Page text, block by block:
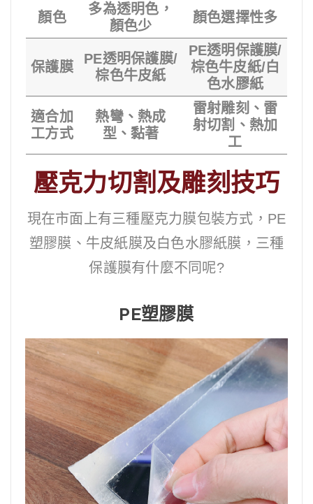
顏色
多為透明色，
顏色少
顏色選擇性多
保護膜
PE透明保護膜/
棕色牛皮紙
PE透明保護膜/
棕色牛皮紙/白
色水膠紙
適合加
工方式
熱彎、熱成
型、黏著
雷射雕刻、雷
射切割、熱加
工
壓克力切割及雕刻技巧
現在市面上有三種壓克力膜包裝方式，PE
塑膠膜、牛皮紙膜及白色水膠紙膜，三種
保護膜有什麼不同呢?
PE塑膠膜